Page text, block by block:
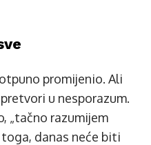
promijenio. Ali
u nesporazum.
„tačno razumijem
danas neće biti